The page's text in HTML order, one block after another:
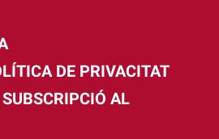
DE PRIVACITAT
AL